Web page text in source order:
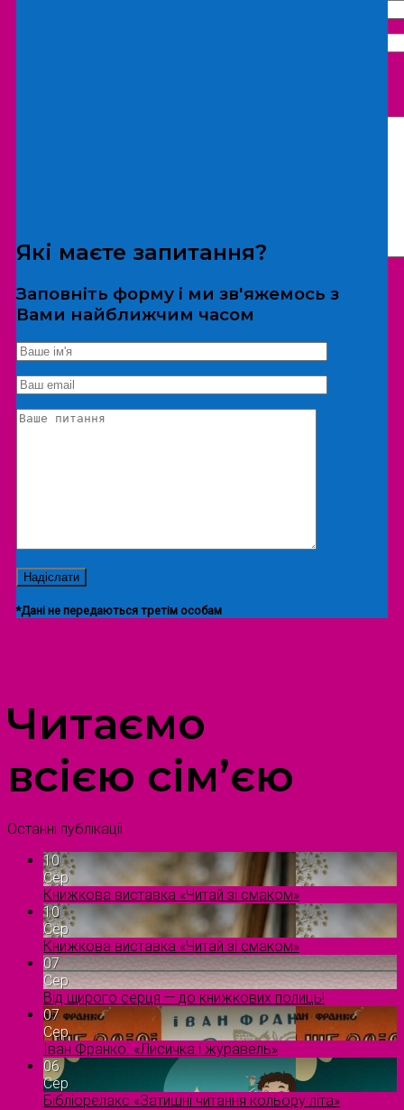
*Дані не передаються третім особам
Екскурсія/локація
Які маєте запитання?
Заповніть форму і ми зв'яжемось з
Вами найближчим часом
*Дані не передаються третім особам
Читаємо
всією сім’єю
Останні публікації
10
Сер
Книжкова виставка «Читай зі смаком»
10
Сер
Книжкова виставка «Читай зі смаком»
07
Сер
Від щирого серця — до книжкових полиць!
07
Сер
Іван Франко. «Лисичка і журавель»
06
Сер
Бібліорелакс «Затишні читання кольору літа»